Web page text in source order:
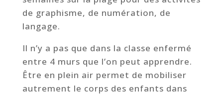
de graphisme, de numération, de
langage.
Il n’y a pas que dans la classe enfermé
entre 4 murs que l’on peut apprendre.
Être en plein air permet de mobiliser
autrement le corps des enfants dans